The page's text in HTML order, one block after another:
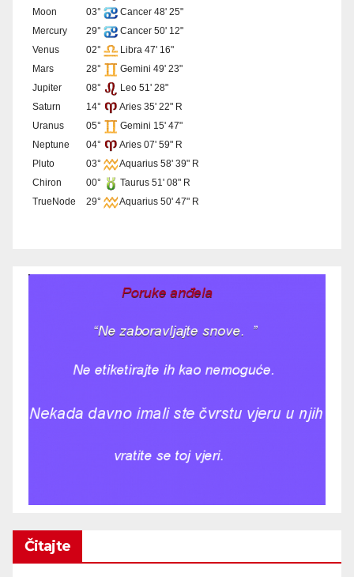
Moon
03°
Cancer 48' 25"
Mercury
29°
Cancer 50' 12"
Venus
02°
Libra 47' 16"
Mars
28°
Gemini 49' 23"
Jupiter
08°
Leo 51' 28"
Saturn
14°
Aries 35' 22" R
Uranus
05°
Gemini 15' 47"
Neptune
04°
Aries 07' 59" R
Pluto
03°
Aquarius 58' 39" R
Chiron
00°
Taurus 51' 08" R
TrueNode
29° Aquarius 50' 47" R
Čitajte